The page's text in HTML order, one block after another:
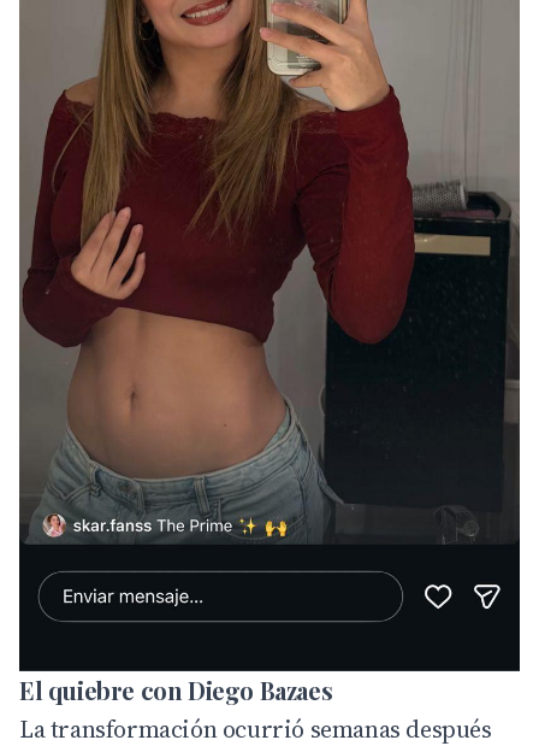
El quiebre con Diego Bazaes
La transformación ocurrió semanas después